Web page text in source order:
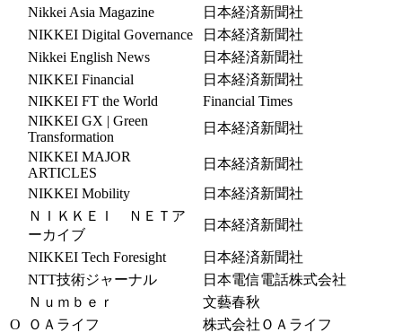
Nikkei Asia Magazine
日本経済新聞社
NIKKEI Digital Governance
日本経済新聞社
Nikkei English News
日本経済新聞社
NIKKEI Financial
日本経済新聞社
NIKKEI FT the World
Financial Times
NIKKEI GX | Green
Transformation
日本経済新聞社
NIKKEI MAJOR
ARTICLES
日本経済新聞社
NIKKEI Mobility
日本経済新聞社
ＮＩＫＫＥＩ ＮＥＴア
ーカイブ
日本経済新聞社
NIKKEI Tech Foresight
日本経済新聞社
NTT技術ジャーナル
日本電信電話株式会社
Ｎｕｍｂｅｒ
文藝春秋
O
ＯＡライフ
株式会社ＯＡライフ